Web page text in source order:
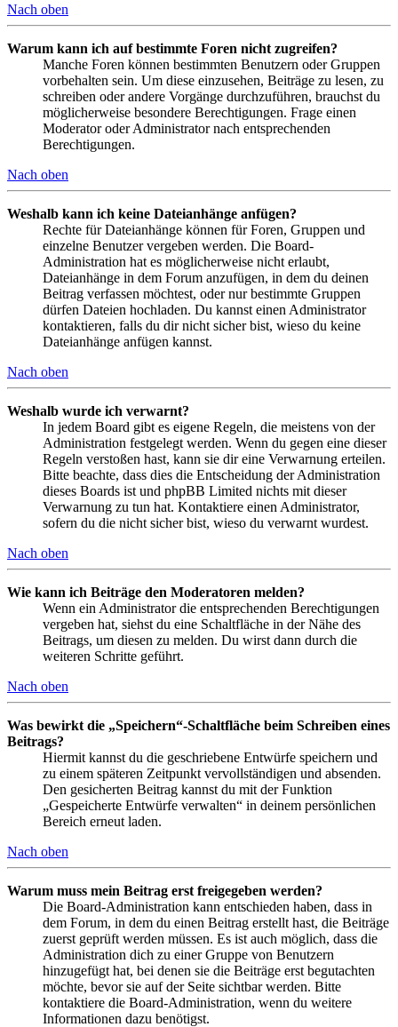
Nach oben
Warum kann ich auf bestimmte Foren nicht zugreifen?
Manche Foren können bestimmten Benutzern oder Gruppen
vorbehalten sein. Um diese einzusehen, Beiträge zu lesen, zu
schreiben oder andere Vorgänge durchzuführen, brauchst du
möglicherweise besondere Berechtigungen. Frage einen
Moderator oder Administrator nach entsprechenden
Berechtigungen.
Nach oben
Weshalb kann ich keine Dateianhänge anfügen?
Rechte für Dateianhänge können für Foren, Gruppen und
einzelne Benutzer vergeben werden. Die Board-
Administration hat es möglicherweise nicht erlaubt,
Dateianhänge in dem Forum anzufügen, in dem du deinen
Beitrag verfassen möchtest, oder nur bestimmte Gruppen
dürfen Dateien hochladen. Du kannst einen Administrator
kontaktieren, falls du dir nicht sicher bist, wieso du keine
Dateianhänge anfügen kannst.
Nach oben
Weshalb wurde ich verwarnt?
In jedem Board gibt es eigene Regeln, die meistens von der
Administration festgelegt werden. Wenn du gegen eine dieser
Regeln verstoßen hast, kann sie dir eine Verwarnung erteilen.
Bitte beachte, dass dies die Entscheidung der Administration
dieses Boards ist und phpBB Limited nichts mit dieser
Verwarnung zu tun hat. Kontaktiere einen Administrator,
sofern du die nicht sicher bist, wieso du verwarnt wurdest.
Nach oben
Wie kann ich Beiträge den Moderatoren melden?
Wenn ein Administrator die entsprechenden Berechtigungen
vergeben hat, siehst du eine Schaltfläche in der Nähe des
Beitrags, um diesen zu melden. Du wirst dann durch die
weiteren Schritte geführt.
Nach oben
Was bewirkt die „Speichern“-Schaltfläche beim Schreiben eines
Beitrags?
Hiermit kannst du die geschriebene Entwürfe speichern und
zu einem späteren Zeitpunkt vervollständigen und absenden.
Den gesicherten Beitrag kannst du mit der Funktion
„Gespeicherte Entwürfe verwalten“ in deinem persönlichen
Bereich erneut laden.
Nach oben
Warum muss mein Beitrag erst freigegeben werden?
Die Board-Administration kann entschieden haben, dass in
dem Forum, in dem du einen Beitrag erstellt hast, die Beiträge
zuerst geprüft werden müssen. Es ist auch möglich, dass die
Administration dich zu einer Gruppe von Benutzern
hinzugefügt hat, bei denen sie die Beiträge erst begutachten
möchte, bevor sie auf der Seite sichtbar werden. Bitte
kontaktiere die Board-Administration, wenn du weitere
Informationen dazu benötigst.